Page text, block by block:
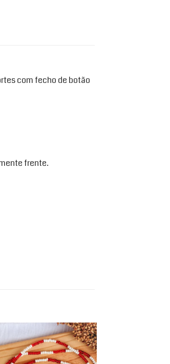
com fecho de botão
frente.